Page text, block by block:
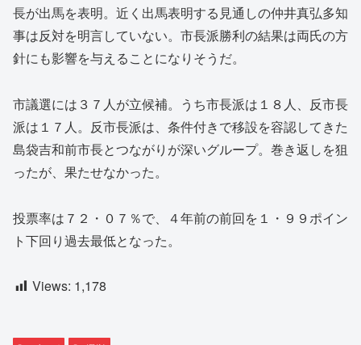
長が出馬を表明。近く出馬表明する見通しの仲井真弘多知
事は反対を明言していない。市長派勝利の結果は両氏の方
針にも影響を与えることになりそうだ。
市議選には３７人が立候補。うち市長派は１８人、反市長
派は１７人。反市長派は、条件付きで移設を容認してきた
島袋吉和前市長とつながりが深いグループ。巻き返しを狙
ったが、果たせなかった。
投票率は７２・０７％で、４年前の前回を１・９９ポイン
ト下回り過去最低となった。
Views: 1,178